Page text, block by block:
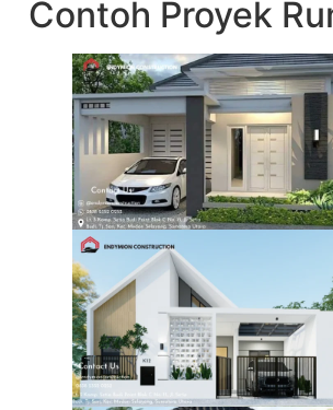
Contoh Proyek